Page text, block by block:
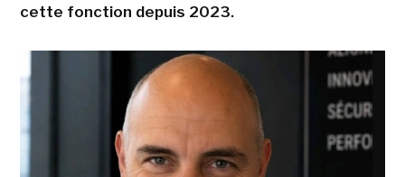
cette fonction depuis 2023.